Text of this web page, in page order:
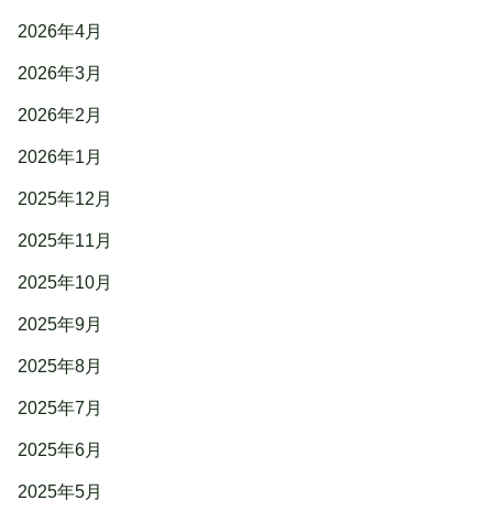
2026年4月
2026年3月
2026年2月
2026年1月
2025年12月
2025年11月
2025年10月
2025年9月
2025年8月
2025年7月
2025年6月
2025年5月